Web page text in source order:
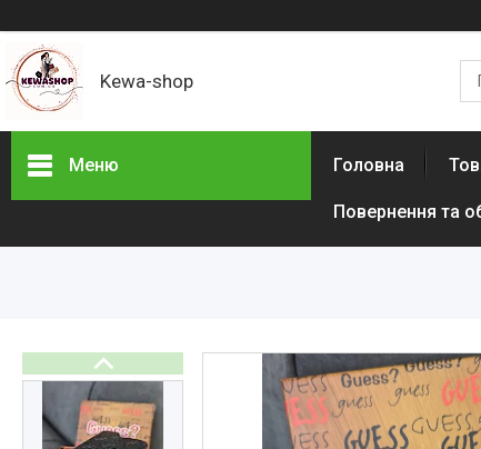
Kewa-shop
Меню
Статті
Головна
Повернення та